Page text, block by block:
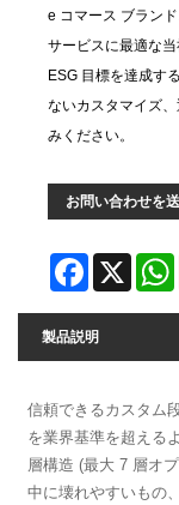
e コマース ブラン
サービスに最適な
ESG 目標を達成す
ないカスタマイズ
みください。
お問い合わせを
Facebook
X
製品説明
信頼できるカスタム
を業界基準を超える
層構造 (最大 7 層オ
中に壊れやすいもの